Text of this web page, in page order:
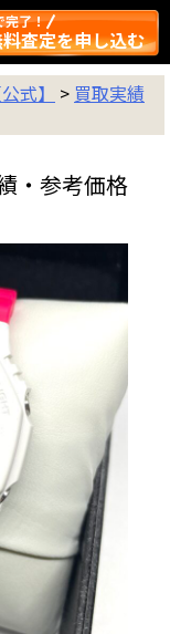
完了！
査定を申し込む
式】 > 買取実績
・参考価格